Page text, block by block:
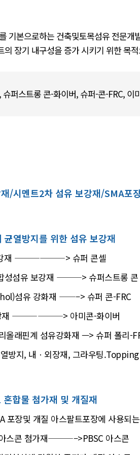
기본으로하는 건축및토목섬유 전문
의 장기 내구성을 증가 시키기 위한 목
퍼스트롱 콘-화이버, 슈퍼-콘-FRC,
/시멘트2차 섬유 보강재/SMA포
균열방지를 위한 섬유 보강재
강재 ——————> 슈퍼 콘셀
성섬유 보강재 ———> 슈퍼스트롱 콘
섬유 강화재 ——–> 슈퍼 콘-FRC
재 ——————> 아미콘-화이버
올래핀계 섬유강화재 —> 슈퍼 폴리-
방지, 내ㆍ외장재, 그라우팅
합물 첨가재 및 개질재
포장및 개질 아스팔트포장에 사용
스콘 첨가재———–>PBSC 아스콘